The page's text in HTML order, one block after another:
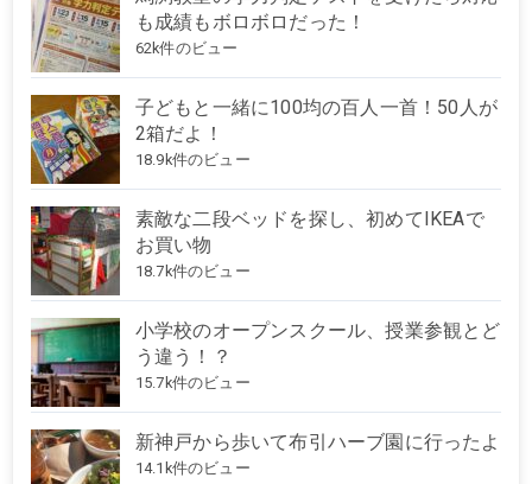
も成績もボロボロだった！
62k件のビュー
子どもと一緒に100均の百人一首！50人が
2箱だよ！
18.9k件のビュー
素敵な二段ベッドを探し、初めてIKEAで
お買い物
18.7k件のビュー
小学校のオープンスクール、授業参観とど
う違う！？
15.7k件のビュー
新神戸から歩いて布引ハーブ園に行ったよ
14.1k件のビュー